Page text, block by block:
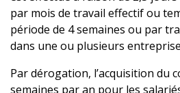
par mois de travail effectif ou
période de 4 semaines ou par
dans une ou plusieurs
Par dérogation, l’acquisition du
semaines par an pour les